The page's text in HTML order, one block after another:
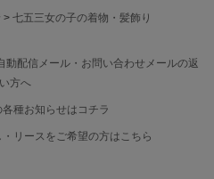
七五三女の子の着物・髪飾り
配信メール・お問い合わせメールの返
方へ
種お知らせはコチラ
リースをご希望の方はこちら